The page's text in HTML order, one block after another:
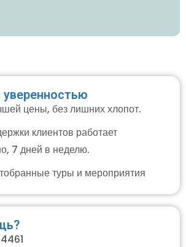
уверенностью
цены, без лишних хлопот.
клиентов работает
7 дней в неделю.
туры и мероприятия